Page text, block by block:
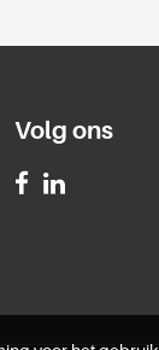
Volg ons